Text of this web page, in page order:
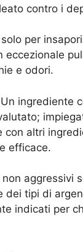
contro i
per
eccezionale
e odori.
ingrediente
con altri
efficace.
aggressivi
dei tipi di
indicati per